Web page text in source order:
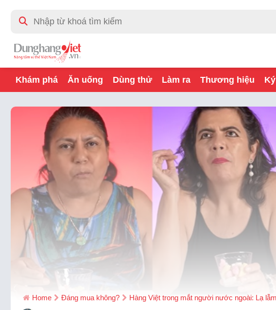
Khám phá Ăn uống Dùng thử Làm ra Thương hiệu
Home Đáng mua không? Hàng Việt trong mắt người nước ngoài: Lạ